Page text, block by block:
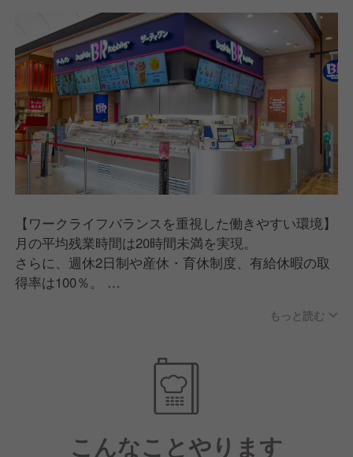
・コミュニケーションをとることが好きな方
・型にはまりたくない方
・仕事を通して夢を叶えたい方、自分の夢を見つけた
い方
・アイデアを活かして働きたい方
【ワークライフバランスを重視した働きやすい環境】
月の平均残業時間は20時間未満を実現。
さらに、週休2日制や産休・育休制度、有給休暇の取
得率は100％。
期間働きたい」という方にはピッタリの職場です！
【あなたの努力次第でお給与はしっかりアップ！】
運営する各店舗の業績は好調！
今後さらに新しいポストが生まれやすいので、キャリ
アアップのチャンスが多いのが特徴です。
賞与や昇給もあり、やりがいを感じながら自己成長で
もっと読む
こんなことやります